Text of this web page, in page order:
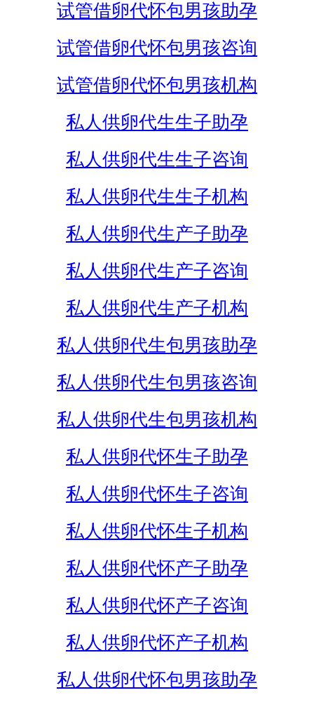
试管借卵代怀包男孩助孕
试管借卵代怀包男孩咨询
试管借卵代怀包男孩机构
私人供卵代生生子助孕
私人供卵代生生子咨询
私人供卵代生生子机构
私人供卵代生产子助孕
私人供卵代生产子咨询
私人供卵代生产子机构
私人供卵代生包男孩助孕
私人供卵代生包男孩咨询
私人供卵代生包男孩机构
私人供卵代怀生子助孕
私人供卵代怀生子咨询
私人供卵代怀生子机构
私人供卵代怀产子助孕
私人供卵代怀产子咨询
私人供卵代怀产子机构
私人供卵代怀包男孩助孕